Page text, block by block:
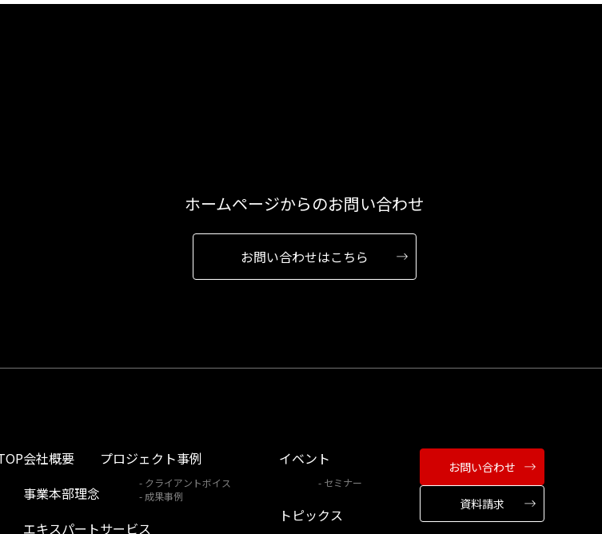
ホームページからのお問い合わせ
お問い合わせはこちら
会社概要
事業本部理念
エキスパート
プロジェクト事例
クライアントボイス
成果事例
サービス
イベント
セミナー
トピックス
お問い合わせ
資料請求